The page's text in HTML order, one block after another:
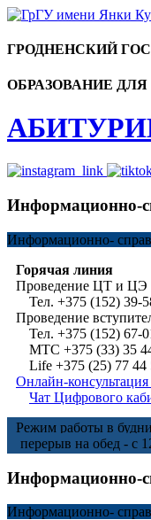
ГРОДНЕНСКИЙ
ОБРАЗОВАНИЕ
Информационно-
Информационно-
Горячая линия
Проведение ЦТ и ЦЭ
Тел. +375 (152) 39-
Проведение
Тел. +375 (152) 67-
МТС +375 (33) 35
Life +375 (25) 77 44
Онлайн-
Чат Цифрового
Режим работы в
перерыв на обед - с
Информационно-
Информационно-